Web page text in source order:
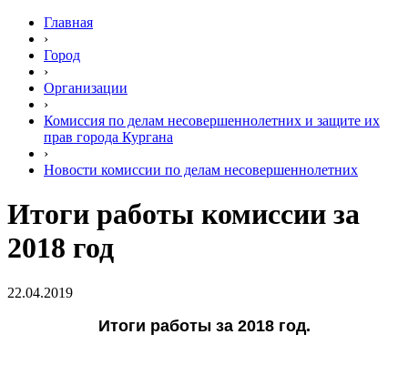
Главная
›
Город
›
Организации
›
Комиссия по делам несовершеннолетних и защите их
прав города Кургана
›
Новости комиссии по делам несовершеннолетних
Итоги работы комиссии за
2018 год
22.04.2019
Итоги работы за 2018 год.